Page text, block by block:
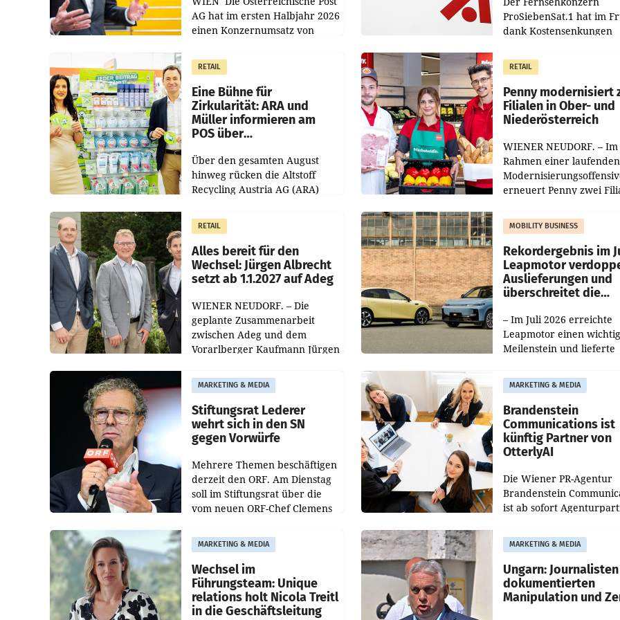
AG hat im ersten Halbjahr 2026
einen Konzernumsatz von
erwirtschaftet, was einem Plus
von 3,8 Prozent gegenüber
dem Vergleichszeitraum
ProSiebenSat.1 hat im
dank Kostensenkungen
gemacht und die
Markterwartung deutlich
übertroffen.
RETAIL
Eine Bühne für
Zirkularität: ARA und
Müller informieren am
POS über
Über den gesamten August
hinweg rücken die Altstoff
Recycling Austria AG (ARA)
Müller die Initiative „Kreislauf-
Helden“ in allen
österreichischen Müller-Filialen
RETAIL
Penny modernisiert
Filialen in Ober- und
Niederösterreich
WIENER NEUDORF. – Im
Rahmen einer laufenden
erneuert Penny zwei
Die beiden Standorte
Haag sowie im rund
RETAIL
Alles bereit für den
Wechsel: Jürgen Albrecht
setzt ab 1.1.2027 auf Adeg
WIENER NEUDORF. – Die
geplante Zusammenarbeit
zwischen Adeg und dem
Vorarlberger Kaufmann Jürgen
freigegeben: Die
Bundeswettbewerbsbehörde
und der Bundeskartellanwalt
MOBILITY BUSINESS
Rekordergebnis im
Leapmotor
Auslieferungen und
überschreitet die
– Im Juli 2026 erreichte
Leapmotor einen
Meilenstein und lieferte
aus, womit sich das
gegenüber Juli 2025
verdoppelte (+102
MARKETING & MEDIA
Stiftungsrat Lederer
wehrt sich in den SN
gegen Vorwürfe
Mehrere Themen beschäftigen
derzeit den ORF. Am Dienstag
soll im Stiftungsrat über die
vom neuen ORF-Chef Clemens
Besetzungen für die
Direktionen abgestimmt
werden.
MARKETING & MEDIA
Brandenstein
Communications ist
künftig Partner von
OtterlyAI
Die Wiener PR-Agentur
Brandenstein
ist ab sofort
Optimierungsplattform
OtterlyAI. Damit baut die
Agentur ihr
MARKETING & MEDIA
Wechsel im
Führungsteam: Unique
relations holt Nicola Treitl
in die Geschäftsleitung
MARKETING & MEDIA
Ungarn: Journalisten
dokumentierten
Manipulation und